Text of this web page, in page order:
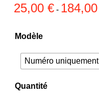
25,00 € - 184,00
Modèle
Numéro uniquement
Quantité